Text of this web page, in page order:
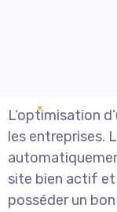
L’optimisation
les entreprises.
site bien actif et
posséder un